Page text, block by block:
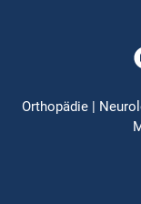
Orthopädie |